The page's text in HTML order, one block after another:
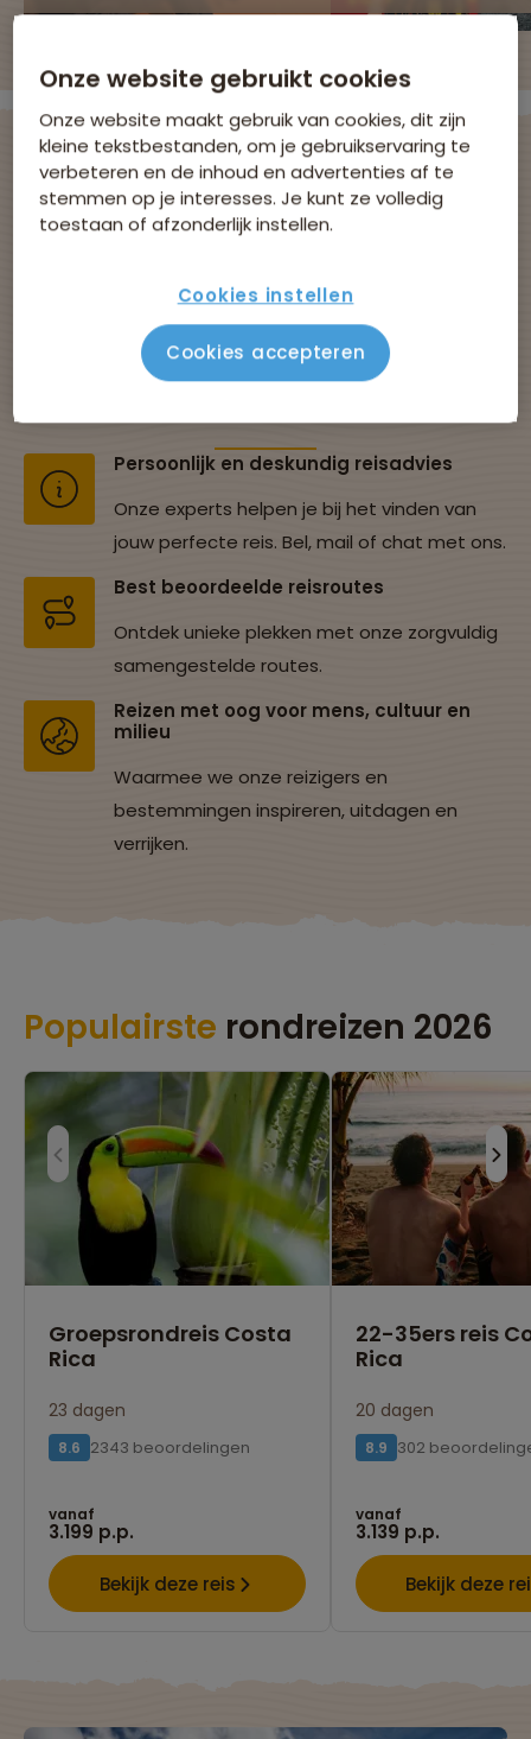
Avontuurlijke
groepsreizen met
Sawadee
Persoonlijk en deskundig reisadvies
Onze experts helpen je bij het vinden van
jouw perfecte reis. Bel, mail of chat met ons.
Best beoordeelde reisroutes
Ontdek unieke plekken met onze zorgvuldig
samengestelde routes.
Reizen met oog voor mens, cultuur en
milieu
Waarmee we onze reizigers en
bestemmingen inspireren, uitdagen en
verrijken.
Populairste rondreizen 2026
Groepsrondreis Costa
Rica
23 dagen
8.6 2343 beoordelingen
vanaf
3.199 p.p.
Bekijk deze reis
22-35ers reis
Rica
20 dagen
8.9 302
vanaf
3.139 p.p.
Bekijk deze
Onze website gebruikt cookies
Onze website maakt gebruik van cookies, dit zijn
kleine tekstbestanden, om je gebruikservaring te
verbeteren en de inhoud en advertenties af te
stemmen op je interesses. Je kunt ze volledig
toestaan of afzonderlijk instellen.
Cookies instellen
Cookies accepteren